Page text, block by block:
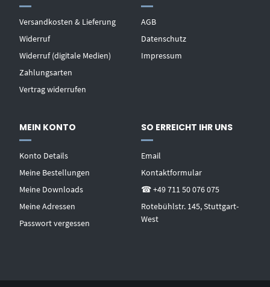
Versandkosten & Lieferung
Widerruf
Widerruf (digitale Medien)
Zahlungsarten
Vertrag widerrufen
AGB
Datenschutz
Impressum
MEIN KONTO
Konto Details
Meine Bestellungen
Meine Downloads
Meine Adressen
Passwort vergessen
SO ERREICHT IHR UNS
Email
Kontaktformular
☎ +49 711 50 076 075
Rotebühlstr. 145, Stuttgart-
West